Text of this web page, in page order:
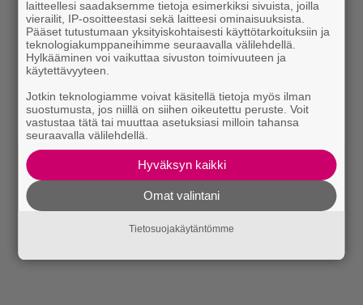
laitteellesi saadaksemme tietoja esimerkiksi sivuista, joilla
vierailit, IP-osoitteestasi sekä laitteesi ominaisuuksista.
Pääset tutustumaan yksityiskohtaisesti käyttötarkoituksiin ja
teknologiakumppaneihimme seuraavalla välilehdellä.
Hylkääminen voi vaikuttaa sivuston toimivuuteen ja
käytettävyyteen.
Jotkin teknologiamme voivat käsitellä tietoja myös ilman
suostumusta, jos niillä on siihen oikeutettu peruste. Voit
vastustaa tätä tai muuttaa asetuksiasi milloin tahansa
seuraavalla välilehdellä.
Hyväksyn kaikki
Omat valintani
Tietosuojakäytäntömme